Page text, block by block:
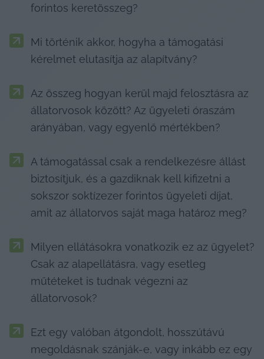
forintos keretösszeg?
Mi történik akkor, hogyha a támogatási
kérelmet elutasítja az alapítvány?
Az összeg hogyan kerül majd felosztásra az
állatorvosok között? Az ügyeleti óraszám
arányában, vagy egyenlő mértékben?
A támogatással csak a rendelkezésre állást
biztosítjuk, és a gazdiknak kell kifizetni a
sokszor soktízezer forintos ügyeleti díjat,
amit az állatorvos saját maga határoz meg?
Milyen ellátásokra vonatkozik ez az ügyelet?
Csak az alapellátásra, vagy esetleg
műtéteket is tudnak végezni az
állatorvosok?
Ezt egy valóban átgondolt, hosszútávú
megoldásnak szánják-e, vagy inkább ez egy